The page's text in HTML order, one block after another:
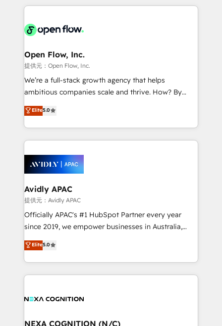
things are happening.
most effective way, while at the same time
integrated buyers journey. Elixir is located in
and Amsterdam. Elixir is a first mover and leader
when it comes to HubSpot sales and service
implementations, highly renowned for our business
acumen, process (re-)design experience and a
integrate HubSpot with complex solutions like SAP,
MicroSoft, custom solutions,... Our company also has
Retail execution, CPQ, customer portals and
HubSpot CMS developments. And we're champions
Open Flow, Inc.
提供元：Open Flow, Inc.
We’re a full-stack growth agency that helps
ambitious companies scale and thrive. How? By
upgrading and streamlining every single revenue-
generating aspect of your business. We’re proud
HubSpot Elite Solutions Partners and devout CRM
nerds who can harness HubSpot’s custom digital
experience. Working hand-in-hand with your team,
we’ll assemble a RevOps machine that drives more
traffic, generates better leads and crushes your
revenue goals. We've worked with thousands of
HubSpot customers and we'd love to work with you
too! Clients come to us for: Advanced CRM solutions
HubSpot Data System Migrations between systems
to HubSpot New lead generation strategies Time-
Elite5.0
Avidly APAC
提供元：Avidly APAC
Officially APAC's #1 HubSpot Partner every year
since 2019, we empower businesses in Australia,
New Zealand, and globally to realise their full
potential through enterprise HubSpot CRM
implementation. And we deliver best practice across
the whole HubSpot platform, covering marketing,
all businesses, from start-up to Enterprise, and have
the world. Our human approach to digital
Elite5.0
NEXA COGNITION (N/C)